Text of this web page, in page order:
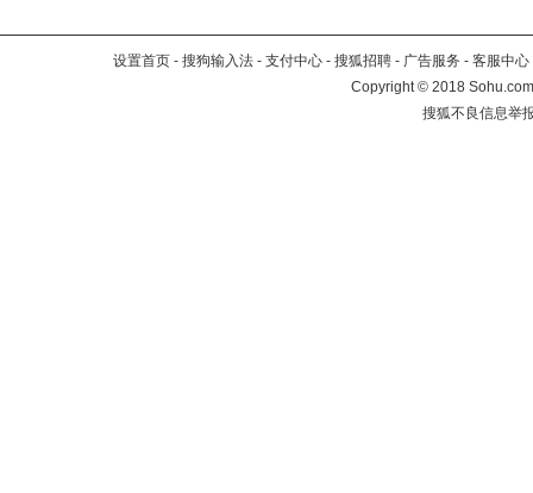
设置首页 - 搜狗输入法 - 支付中心 - 搜狐招聘 - 广告服务 - 客服中心
Copyright©2018
搜狐不良信息举